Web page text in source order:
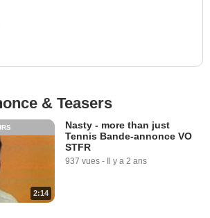
& Teasers
2:14
Nasty - more than just
Tennis Bande-annonce VO
STFR
937 vues - Il y a 2 ans